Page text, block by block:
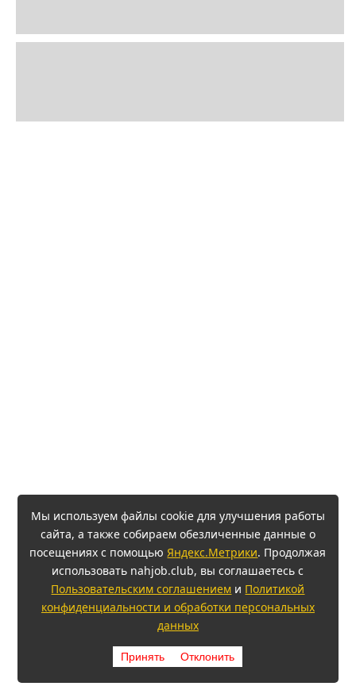
Мы используем файлы cookie для улучшения работы
сайта, а также собираем обезличенные данные о
посещениях с помощьюЯндекс.Метрики. Продолжая
использовать nahjob.club, вы соглашаетесь с
Пользовательским соглашением и Политикой
конфиденциальности и обработки персональных
данных
Принять Отклонить